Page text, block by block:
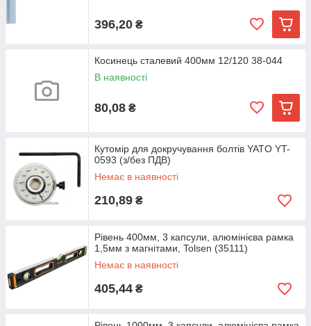
396,20 ₴
Косинець сталевий 400мм 12/120 38-044
В наявності
80,08 ₴
Кутомір для докручування болтів YATO YT-
0593 (з/без ПДВ)
Немає в наявності
210,89 ₴
Рівень 400мм, 3 капсули, алюмінієва рамка
1,5мм з магнітами, Tolsen (35111)
Немає в наявності
405,44 ₴